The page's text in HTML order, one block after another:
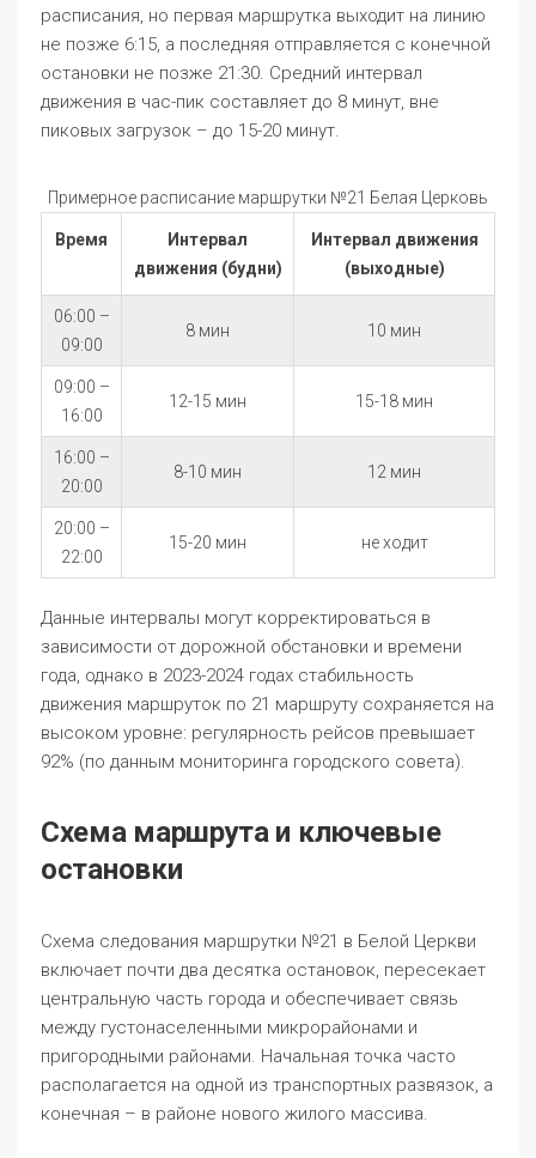
расписания, но первая маршрутка выходит на линию
не позже 6:15, а последняя отправляется с конечной
остановки не позже 21:30. Средний интервал
движения в час-пик составляет до 8 минут, вне
пиковых загрузок – до 15-20 минут.
Примерное расписание маршрутки №21 Белая Церковь
Время
Интервал
движения (будни)
Интервал движения
(выходные)
06:00 –
09:00
8 мин 10 мин
09:00 –
16:00
12-15 мин 15-18 мин
16:00 –
20:00
8-10 мин 12 мин
20:00 –
22:00
15-20 мин не ходит
Данные интервалы могут корректироваться в
зависимости от дорожной обстановки и времени
года, однако в 2023-2024 годах стабильность
движения маршруток по 21 маршруту сохраняется на
высоком уровне: регулярность рейсов превышает
92% (по данным мониторинга городского совета).
Схема маршрута и ключевые
остановки
Схема следования маршрутки №21 в Белой Церкви
включает почти два десятка остановок, пересекает
центральную часть города и обеспечивает связь
между густонаселенными микрорайонами и
пригородными районами. Начальная точка часто
располагается на одной из транспортных развязок, а
конечная – в районе нового жилого массива.